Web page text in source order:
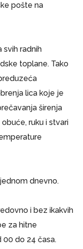
pošte na
radnih
toplane. Tako
lica koje je
širenja
ruku i stvari
dnevno.
i bez ikakvih
za hitne
00 do 24 časa.